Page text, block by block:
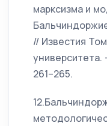
марксизма и
// Известия
261–265.